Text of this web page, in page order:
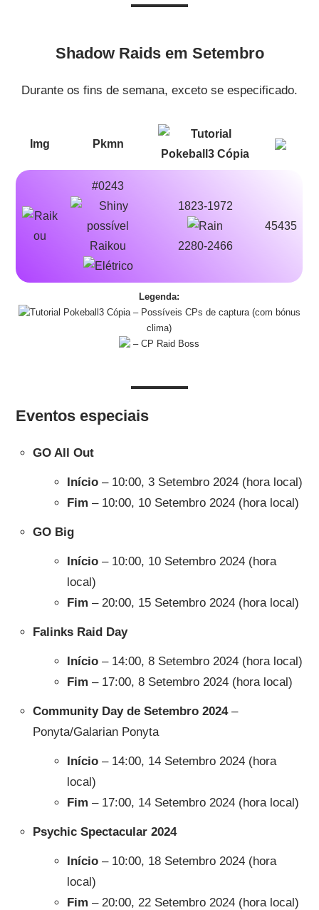
Shadow Raids em Setembro
Durante os fins de semana, exceto se especificado.
Img Pkmn
#0243
Raikou
1823-1972
2280-2466
45435
Legenda:
– Possíveis CPs de captura (com bónus
clima)
– CP Raid Boss
Eventos especiais
GO All Out
Início– 10:00, 3 Setembro 2024 (hora local)
Fim – 10:00, 10 Setembro 2024 (hora local)
GO Big
Início– 10:00, 10 Setembro 2024 (hora
local)
Fim – 20:00, 15 Setembro 2024 (hora local)
Falinks Raid Day
Início– 14:00, 8 Setembro 2024 (hora local)
Fim – 17:00, 8 Setembro 2024 (hora local)
Community Day de Setembro 2024–
Ponyta/Galarian Ponyta
Início– 14:00, 14 Setembro 2024 (hora
local)
Fim – 17:00, 14 Setembro 2024 (hora local)
Psychic Spectacular 2024
Início– 10:00, 18 Setembro 2024 (hora
local)
Fim – 20:00, 22 Setembro 2024 (hora local)